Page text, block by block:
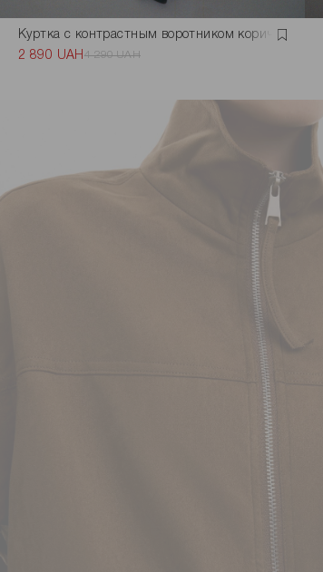
Куртка с контрастным воротником коричневого
2 890 UAH 4 290 UAH